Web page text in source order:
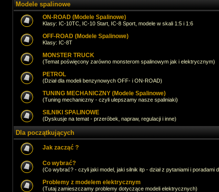
Modele spalinowe
ON-ROAD (Modele Spalinowe)
Klasy: IC-10TC, IC-10 Start, IC-8 Sport, modele w skali 1:5 i 1:6
OFF-ROAD (Modele Spalinowe)
Klasy: IC-8T
MONSTER TRUCK
(Temat poświęcony zarówno monsterom spalinowym jak i elektrycznym)
PETROL
(Dział dla modeli benzynowych OFF- i ON-ROAD)
TUNING MECHANICZNY (Modele Spalinowe)
(Tuning mechaniczny - czyli ulepszamy nasze spaliniaki)
SILNIKI SPALINOWE
(Dyskusje na temat - przeróbek, napraw, regulacji i inne)
Dla początkujących
Jak zacząć ?
Co wybrać?
(Co wybrać? - czyli jaki model, jaki silnik itp - dział z pytaniami i poradami
Problemy z modelem elektrycznym
(Tutaj zamieszczamy problemy dotyczące modeli elektrycznych)